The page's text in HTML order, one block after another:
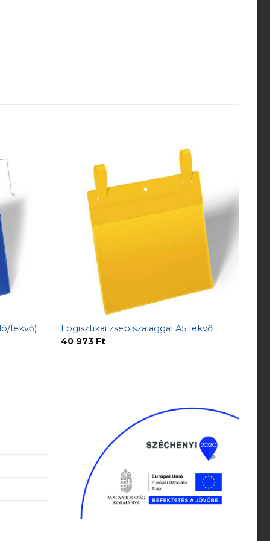
fekvő)
Logisztikai zseb szalaggal A5 fekvő
40 973 Ft